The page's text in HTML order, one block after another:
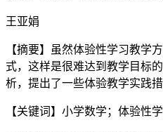
王亚娟
【摘要】虽然体验性学习教学
式，这样是很难达到教学目标
析，提出了一些体验教学实践措
【关键词】小学数学；体验性